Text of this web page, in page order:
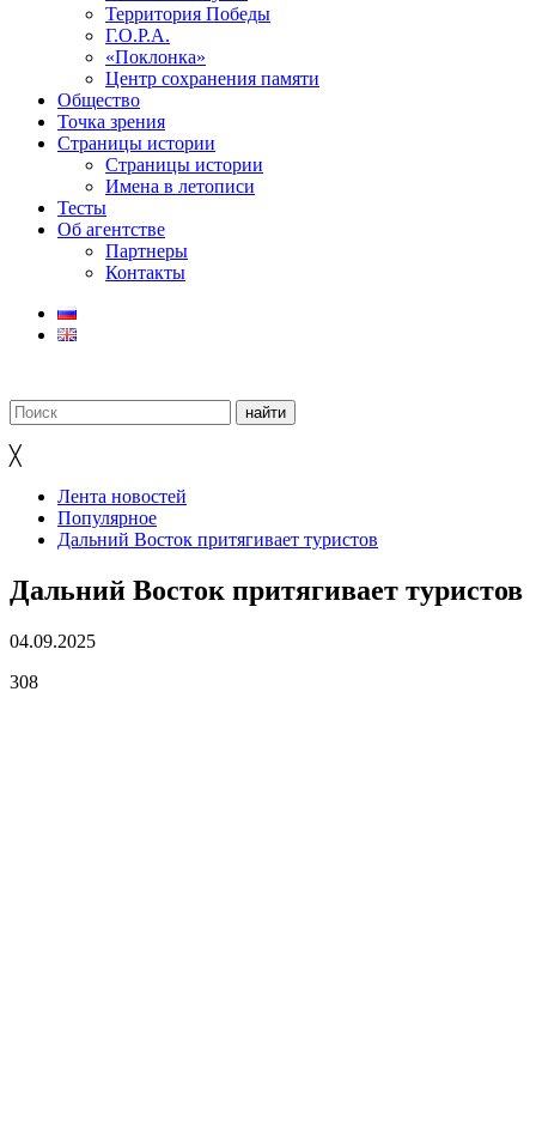
Территория Победы
Г.О.Р.А.
«Поклонка»
Центр сохранения памяти
Общество
Точка зрения
Страницы истории
Страницы истории
Имена в летописи
Тесты
Об агентстве
Партнеры
Контакты
╳
Лента новостей
Популярное
Дальний Восток притягивает туристов
Дальний Восток притягивает туристов
04.09.2025
308